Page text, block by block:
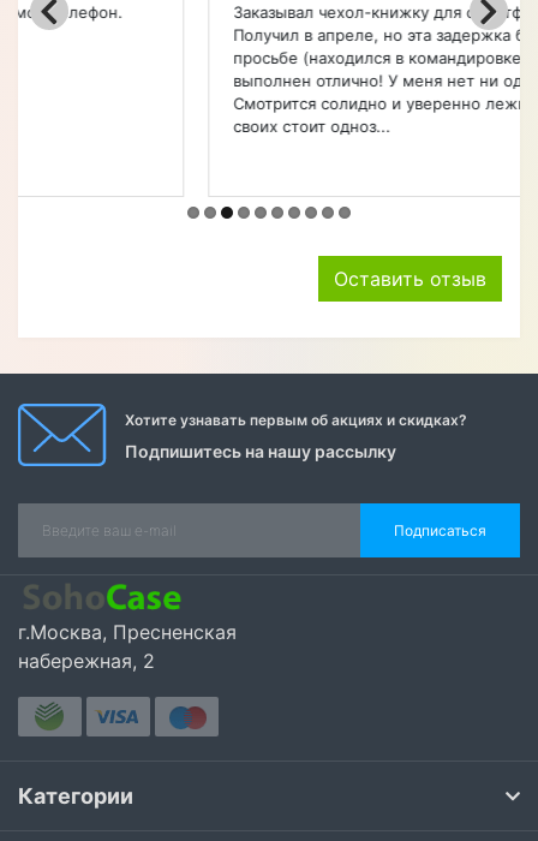
Заказывал чехол-книжку для смартфона Apple.
Получил в апреле, но эта задержка была по моей
просьбе (находился в командировке). Чехол
выполнен отлично! У меня нет ни одной претензии.
Смотрится солидно и уверенно лежит в руке. Денег
Оставить отзыв
Хотите узнавать первым об акциях и скидках?
Подпишитесь на нашу рассылку
Подписаться
г.Москва, Пресненская
набережная, 2
Категории